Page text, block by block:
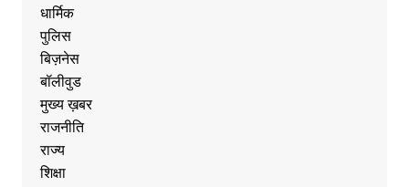
धार्मिक
पुलिस
बिज़नेस
बॉलीवुड
मुख्य ख़बर
राजनीति
राज्य
शिक्षा